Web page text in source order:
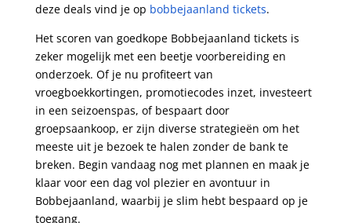
deze deals vind je op bobbejaanland tickets.
Het scoren van goedkope Bobbejaanland tickets is
zeker mogelijk met een beetje voorbereiding en
onderzoek. Of je nu profiteert van
vroegboekkortingen, promotiecodes inzet, investeert
in een seizoenspas, of bespaart door
groepsaankoop, er zijn diverse strategieën om het
meeste uit je bezoek te halen zonder de bank te
breken. Begin vandaag nog met plannen en maak je
klaar voor een dag vol plezier en avontuur in
Bobbejaanland, waarbij je slim hebt bespaard op je
toegang.